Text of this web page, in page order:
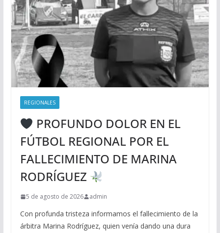
REGIONALES
PROFUNDO DOLOR EN EL
FÚTBOL REGIONAL POR EL
FALLECIMIENTO DE MARINA
RODRÍGUEZ
5 de agosto de 2026 admin
Con profunda tristeza informamos el fallecimiento de la
árbitra Marina Rodríguez, quien venía dando una dura